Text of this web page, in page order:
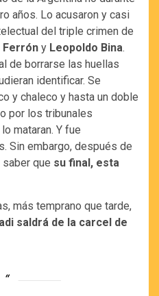
años. Lo acusaron y casi
del triple crimen de
Ferrón y Leopoldo Bina.
de borrarse las huellas
identificar. Se
y chaleco y hasta un doble
por los tribunales
mataran. Y fue
Sin embargo, después de
que su final, esta
más temprano que tarde,
saldrá de la carcel de